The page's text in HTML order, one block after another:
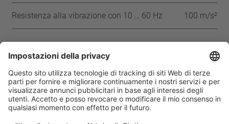
Resistenza alla vibrazione con 10 … 60 Hz 100 m/s²
Approvazioni
IEC VDE UL CQC CMJ ENEC